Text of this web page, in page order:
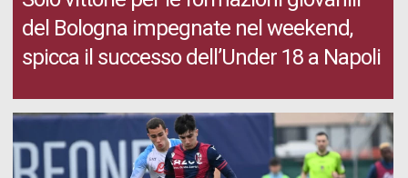
del Bologna impegnate nel weekend,
spicca il successo dell’Under 18 a Napoli